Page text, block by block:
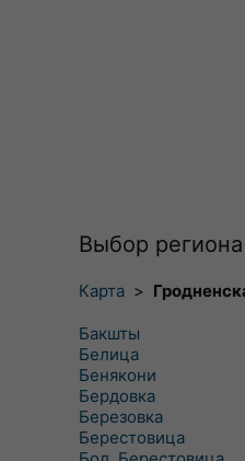
Выбор
Карта >
Бакшты
Белица
Бенякони
Бердовка
Березовка
Берестовица